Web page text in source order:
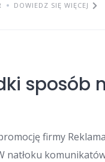
DOWIEDZ SIĘ WIĘCEJ
sposób
firmy
natłoku